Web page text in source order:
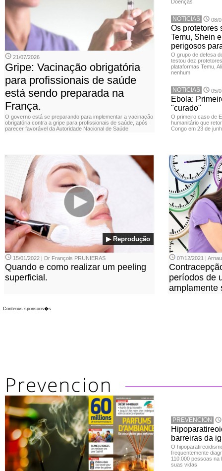
21/07/2026
Gripe: Vacinação obrigatória
para profissionais de saúde
está sendo preparada na
França.
O governo está se preparando para implementar a vacinação
obrigatória contra a gripe para profissionais de saúde, após
parecer favorável da Autoridade Nacional de Saúde
Doenças
NOTICIAS 08/
Os protetores
Temu, Shein
perigosos
O grupo de defesa
testou dez
plataformas Temu,
nenhum
NOTICIAS 05/
Ebola:
"curado"
O primeiro caso de
humanitário que
Congo em 23 de
▶ Reprodução
15/01/2022 | Dr François PRUNIERAS
Quando e como realizar um peeling
superficial.
07/12/2021 |
períodos de
amplamente
Contenus sponsoris�s
PREVENCION
barreiras da
O
frequentemente
110.000 pessoas na
suas vidas